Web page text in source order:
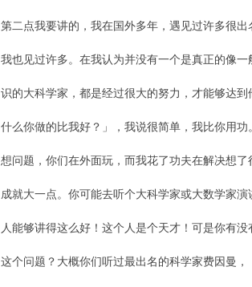
第二点我要讲的，我在国外多年，遇见过许多很
我也见过许多。在我认为并没有一个是真正的像
识的大科学家，都是经过很大的努力，才能够达
什么你做的比我好？」，我说很简单，我比你用
想问题，你们在外面玩，而我花了功夫在解决想
成就大一点。你可能去听个大科学家或大数学家
人能够讲得这么好！这个人是个天才！可是你有
这个问题？大概你们听过最出名的科学家费因曼